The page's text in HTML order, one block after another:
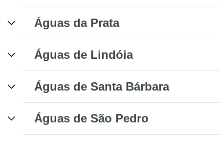
Águas da Prata
Águas de Lindóia
Águas de Santa Bárbara
Águas de São Pedro